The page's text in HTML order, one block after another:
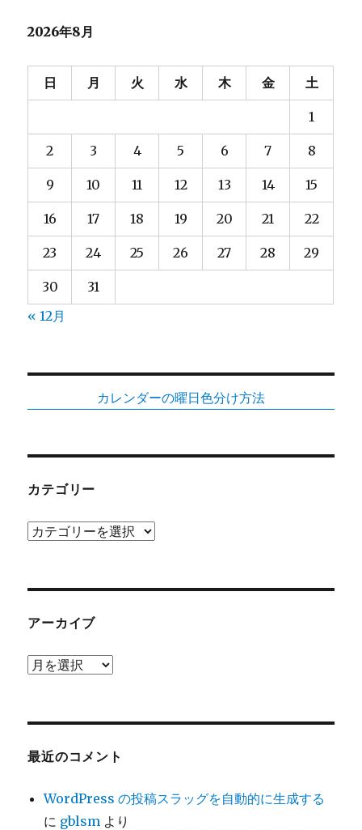
2026年8月
日 月 火 水 木 金 土
1
2 3 4 5 6 7 8
9 10 11 12 13 14 15
16 17 18 19 20 21 22
23 24 25 26 27 28 29
30
31
« 12月
カレンダーの曜日色分け方法
カテゴリー
カ
ー
アーカイブ
ア
ブ
最近のコメント
WordPress の投稿スラッグを自動的に生成する
に gblsm より